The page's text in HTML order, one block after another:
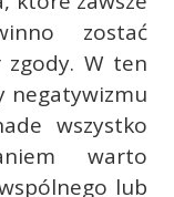
zostać
zgody. W ten
negatywizmu
wszystko
warto
lub